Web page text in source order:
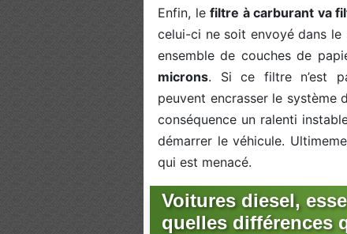
Enfin, lefiltre à carburant va
celui-ci ne soit envoyé dans le
ensemble de couches de
microns. Si ce filtre n’est
peuvent encrasser le système
conséquence un ralenti
démarrer le véhicule.
qui est menacé.
Voitures diesel,
quelles différences